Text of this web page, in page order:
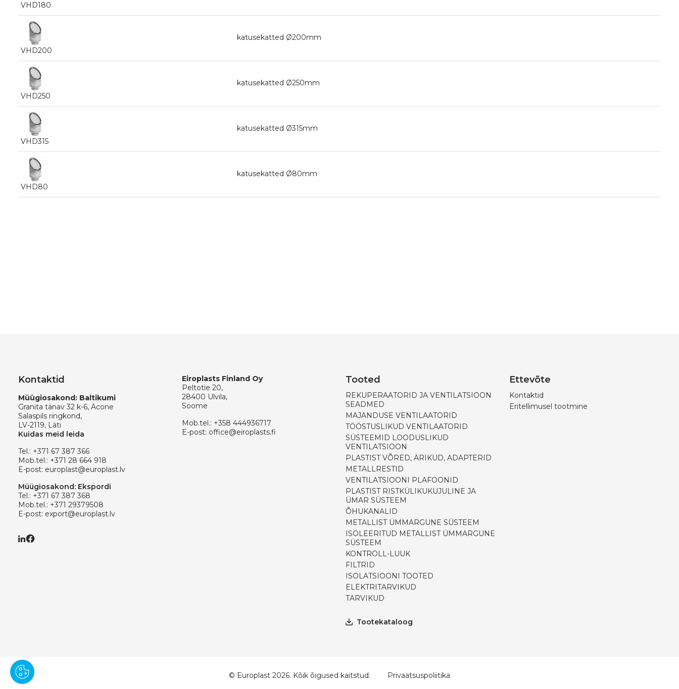
VHD180
VHD200
katusekatted Ø200mm
VHD250
katusekatted Ø250mm
VHD315
katusekatted Ø315mm
VHD80
katusekatted Ø80mm
Kontaktid
Müügiosakond: Baltikumi
Granita tänav 32 k-6, Acone
Salaspils ringkond,
LV-2119, Läti
Kuidas meid leida
Tel.: +371 67 387 366
Mob.tel.: +371 28 664 918
E-post: europlast@europlast.lv
Müügiosakond: Ekspordi
Tel.: +371 67 387 368
Mob.tel.: +371 29379508
E-post: export@europlast.lv
Eiroplasts Finland Oy
Peltotie 20,
28400 Ulvila,
Soome
Mob.tel.: +358 444936717
E-post: office@eiroplasts.fi
Tooted
REKUPERAATORID JA VENTILATSIOON
SEADMED
MAJANDUSE VENTILAATORID
TÖÖSTUSLIKUD VENTILAATORID
SÜSTEEMID LOODUSLIKUD
VENTILATSIOON
PLASTIST VÕRED, ÄRIKUD, ADAPTERID
METALLRESTID
VENTILATSIOONI PLAFOONID
PLASTIST RISTKÜLIKUKUJULINE JA
ÜMAR SÜSTEEM
ÕHUKANALID
METALLIST ÜMMARGUNE SÜSTEEM
ISOLEERITUD METALLIST ÜMMARGUNE
SÜSTEEM
KONTROLL-LUUK
FILTRID
ISOLATSIOONI TOOTED
ELEKTRITARVIKUD
TARVIKUD
Tootekataloog
Ettevõte
Kontaktid
Eritellimusel tootmine
© Europlast 2026. Kõik õigused kaitstud. Privaatsuspoliitika